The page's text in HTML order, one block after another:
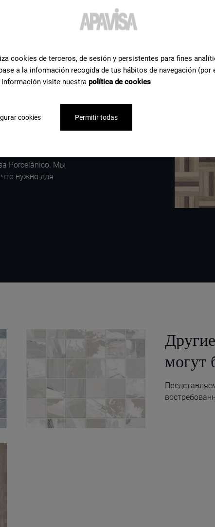
по
Porcelánico. Мы
нужно для
Другие
могут
cookies de terceros, de sesión y persistentes para fines
a la información recogida de tus hábitos de navegación (por
visite nuestra política de cookies
cookies Permitir todas